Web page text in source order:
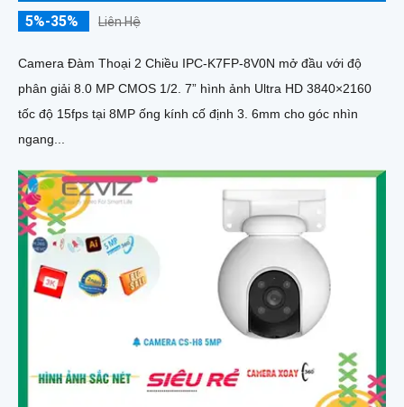
5%-35% Liên Hệ
Camera Đàm Thoại 2 Chiều IPC-K7FP-8V0N mở đầu với độ
phân giải 8.0 MP CMOS 1/2. 7” hình ảnh Ultra HD 3840×2160
tốc độ 15fps tại 8MP ống kính cố định 3. 6mm cho góc nhìn
ngang...